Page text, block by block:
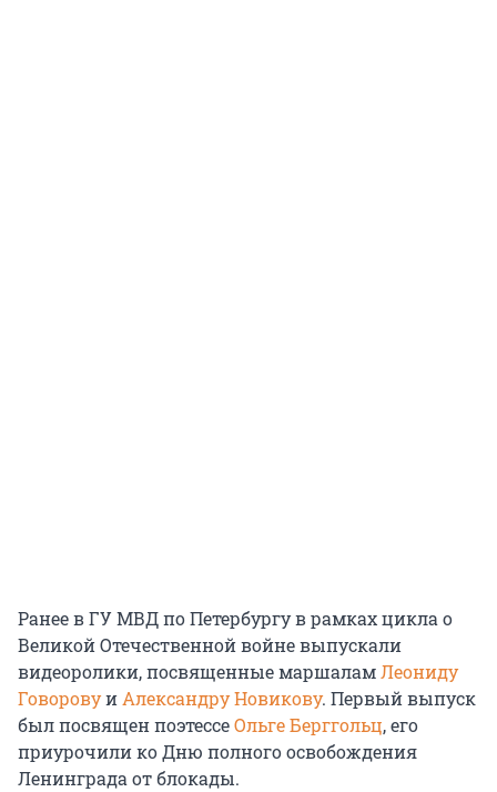
Ранее в ГУ МВД по Петербургу в рамках цикла о
Великой Отечественной войне выпускали
видеоролики, посвященные маршаламЛеониду
Говоровуи Александру Новикову. Первый выпуск
был посвящен поэтессеОльге Берггольц, его
приурочили ко Дню полного освобождения
Ленинграда от блокады.